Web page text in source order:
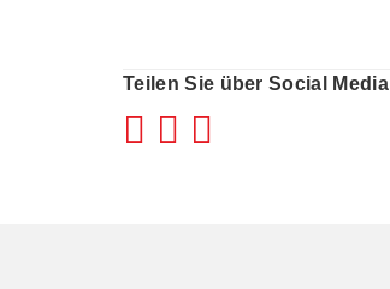
Teilen Sie über Social Media